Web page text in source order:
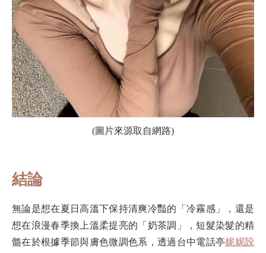
(圖片來源取自網路)
結論
無論是想在夏日高溫下保持清爽冷豔的「冷霧感」，還是
想在浪漫春季換上溫柔提亮的「奶茶調」，短髮染髮的精
髓在於根據季節與膚色微調色系，透過台中電話亭妮妮設